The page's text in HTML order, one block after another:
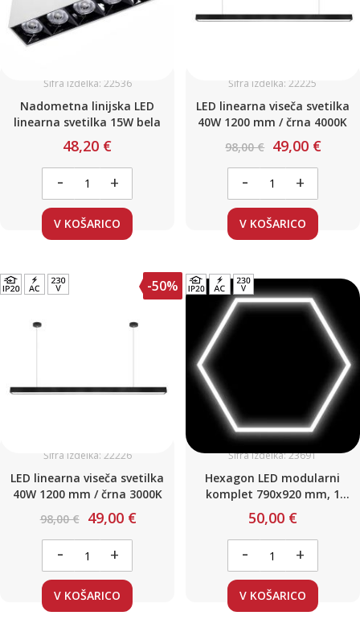
Šifra izdelka: 22536
Nadometna linijska LED
linearna svetilka 15W bela
48,20 €
- +
V KOŠARICO
Šifra izdelka: 22225
LED linearna viseča svetilka
40W 1200 mm / črna 4000K
98,00 € 49,00 €
- +
V KOŠARICO
-50%
Šifra izdelka: 22226
LED linearna viseča svetilka
40W 1200 mm / črna 3000K
98,00 € 49,00 €
- +
V KOŠARICO
Šifra izdelka: 23691
Hexagon LED modularni
komplet 790x920 mm, 1
modul 42W 5040lm
50,00 €
- +
V KOŠARICO